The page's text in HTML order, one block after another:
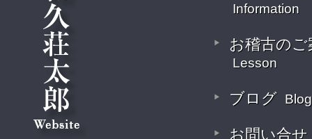
Information
お稽古のご
Lesson
ブログ Blog
お問い合せ